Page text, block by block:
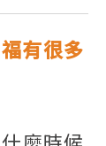
有很多